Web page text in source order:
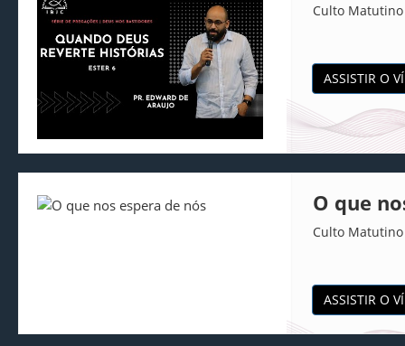
Culto Matutino
ASSISTIR O
O que
Culto Matutino
ASSISTIR O